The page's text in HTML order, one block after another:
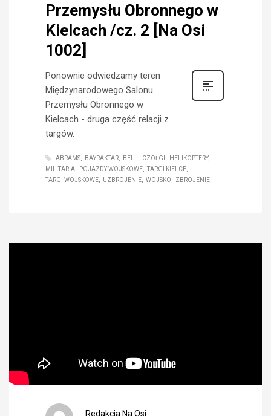
Przemysłu Obronnego w
Kielcach /cz. 2 [Na Osi
1002]
Ponownie odwiedzamy teren
Międzynarodowego Salonu
Przemysłu Obronnego w
Kielcach - druga część relacji z
targów.
ABRAMS BAYRAKTAR BELL CZOŁGI
HELIKOPTERY
MILITARIA
POJAZDY WOJSKOWE
TARGI KIELCE
TARGI WOJSKOWE
UZBROJENIE WOJSKO ZBROJENIE
Redakcja Na Osi